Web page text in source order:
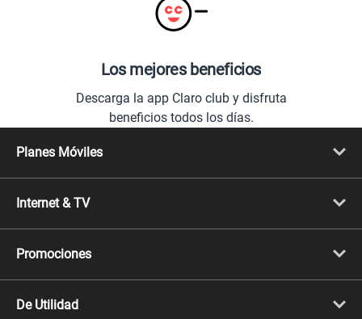
Los mejores beneficios
Descarga la app Claro club y disfruta
beneficios todos los días.
Planes Móviles
Línea Nueva
Línea Adicional
Migración
Internet & TV
Internet + TV
Mejora tu plan
Promociones
Celulares iPhone
Celulares Samsung
De Utilidad